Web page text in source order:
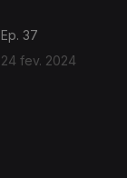
Ep. 37
24 fev. 2024